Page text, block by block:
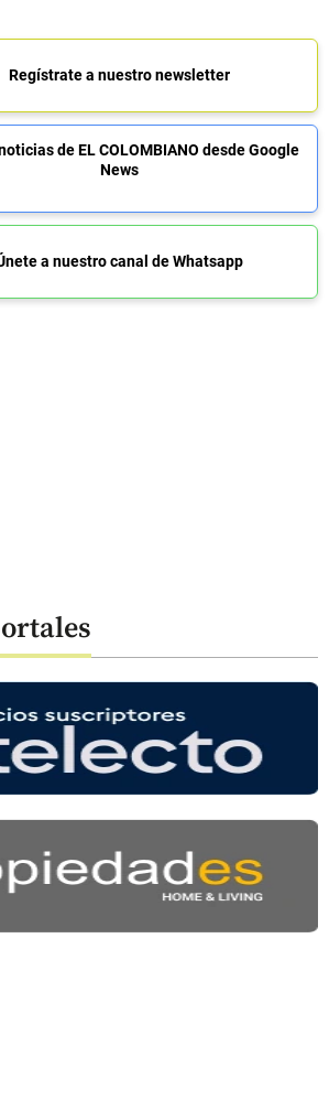
Regístrate a nuestro newsletter
de EL COLOMBIANO desde Google
News
a nuestro canal de Whatsapp